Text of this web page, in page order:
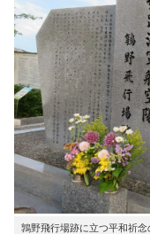
鶉野飛行場跡に立つ平和祈